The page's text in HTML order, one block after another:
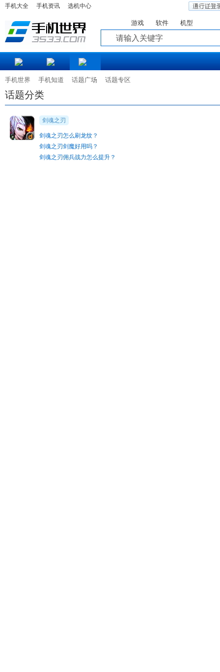
手机大全 手机资讯 选机中心
游戏 软件 机型
手机世界 手机知道 话题广场 话题专区
话题分类
剑魂之刃
剑魂之刃怎么刷龙纹？
剑魂之刃剑魔好用吗？
剑魂之刃佣兵战力怎么提升？